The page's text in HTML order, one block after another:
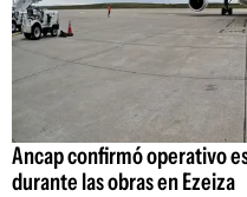
Ancap confirmó operativo
durante las obras en Ezeiza